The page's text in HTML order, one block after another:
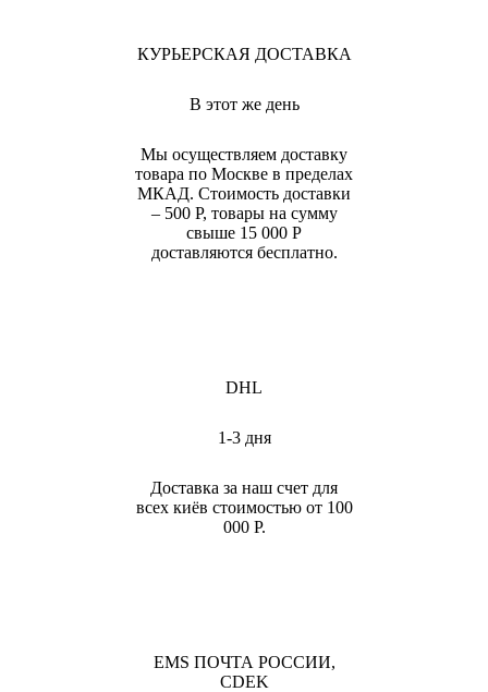
КУРЬЕРСКАЯ ДОСТАВКА
В этот же день
Мы осуществляем доставку
товара по Москве в пределах
МКАД. Стоимость доставки
– 500 Р, товары на сумму
свыше 15 000 Р
доставляются бесплатно.
DHL
1-3 дня
Доставка за наш счет для
всех киёв стоимостью от 100
000 Р.
EMS ПОЧТА РОССИИ,
CDEK